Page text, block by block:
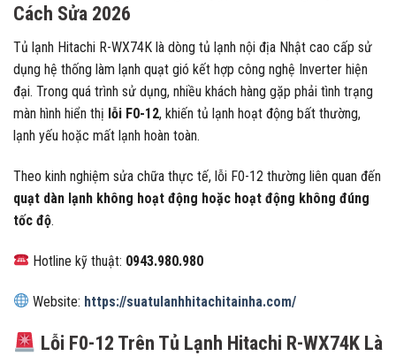
Cách Sửa 2026
Tủ lạnh Hitachi R-WX74K là dòng tủ lạnh nội địa Nhật cao cấp sử
dụng hệ thống làm lạnh quạt gió kết hợp công nghệ Inverter hiện
đại. Trong quá trình sử dụng, nhiều khách hàng gặp phải tình trạng
màn hình hiển thị lỗi F0-12, khiến tủ lạnh hoạt động bất thường,
lạnh yếu hoặc mất lạnh hoàn toàn.
Theo kinh nghiệm sửa chữa thực tế, lỗi F0-12 thường liên quan đến
quạt dàn lạnh không hoạt động hoặc hoạt động không đúng
tốc độ.
Hotline kỹ thuật: 0943.980.980
Website: https://suatulanhhitachitainha.com/
Lỗi F0-12 Trên Tủ Lạnh Hitachi R-WX74K Là